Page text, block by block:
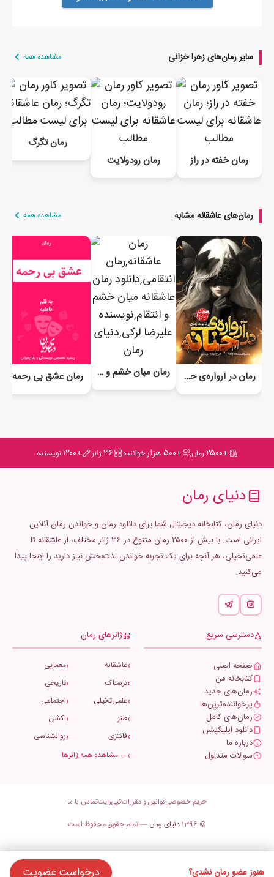
سایر رمان‌های زهرا خزائی مشاهده همه
رمان خفته در راز رمان رودولایت
رمان تگرگ
رمان‌های عاشقانه مشابه مشاهده همه
رمان در آرواره‌ی حنانه (تابوت زمان) رمان میان خشم و انتقام رمان عشق بی رحمه
+۲۵۰۰ رمان +۵۰۰ هزار خواننده ۳۶ژانر +۱۲۰۰ نویسنده
دنیای رمان
دنیای رمان، کتابخانه دیجیتال شما برای دانلود رمان و خواندن رمان آنلاین
ایرانی است. با بیش از ۲۵۰۰ رمان متنوع در ۳۶ ژانر مختلف، از عاشقانه تا
علمی‌تخیلی، هر آنچه برای یک تجربه خواندن لذت‌بخش نیاز دارید را اینجا پیدا
می‌کنید.
دسترسی سریع
صفحه اصلی
کتابخانه من
رمان‌های جدید
پرخواننده‌ترین‌ها
رمان‌های کامل
دانلود اپلیکیشن
درباره ما
سوالات متداول
ژانرهای رمان
عاشقانه
معمایی
ترسناک
تاریخی
علمی‌تخیلی
اجتماعی
طنز
اکشن
فانتزی
روانشناسی
← مشاهده همه ژانرها
© 1396 دنیای رمان — تمام حقوق محفوظ است
حریم خصوصیقوانین و مقرراتکپی‌رایتتماس با ما
درخواست عضویت هنوز عضو رمان نشدی؟